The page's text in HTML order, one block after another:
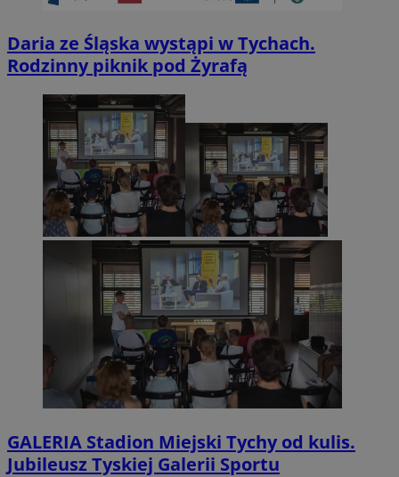
Daria ze Śląska wystąpi w Tychach.
Rodzinny piknik pod Żyrafą
GALERIA Stadion Miejski Tychy od kulis.
Jubileusz Tyskiej Galerii Sportu